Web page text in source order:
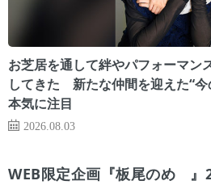
お芝居を通して絆やパフォーマン
してきた 新たな仲間を迎えた“
本気に注目
2026.08.03
WEB限定企画『板尾のめ゙』